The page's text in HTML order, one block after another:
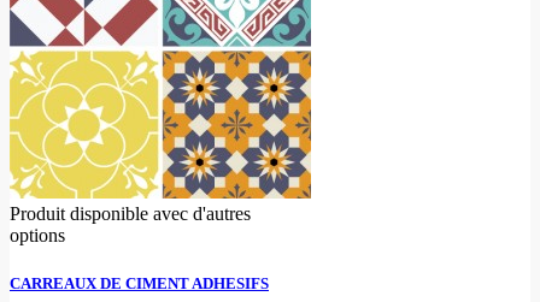
Produit disponible avec d'autres
options
CARREAUX DE CIMENT ADHESIFS